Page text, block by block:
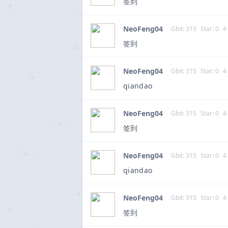
NeoFeng04 Gbit: 315 Star: 0 4
签到
NeoFeng04 Gbit: 315 Star: 0 4
qiandao
NeoFeng04 Gbit: 315 Star: 0 4
签到
NeoFeng04 Gbit: 315 Star: 0 4
qiandao
NeoFeng04 Gbit: 315 Star: 0 4
签到